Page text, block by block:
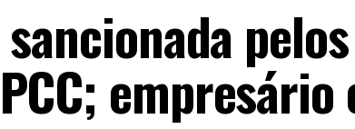
pelos
empresário